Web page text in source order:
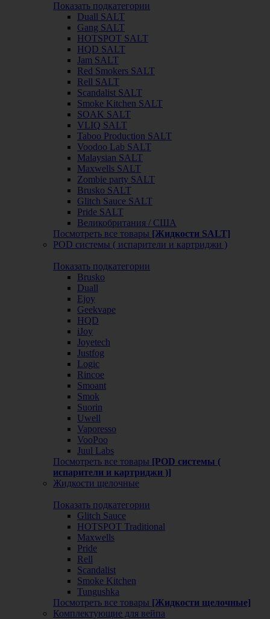
Показать подкатегории
Duall SALT
Gang SALT
HOTSPOT SALT
HQD SALT
Jam SALT
Red Smokers SALT
Rell SALT
Scandalist SALT
Smoke Kitchen SALT
SOAK SALT
VLIQ SALT
Taboo Production SALT
Voodoo Lab SALT
Malaysian SALT
Maxwells SALT
Zombie party SALT
Brusko SALT
Glitch Sauce SALT
Pride SALT
Великобритания / США
Посмотреть все товары [Жидкости SALT]
POD системы ( испарители и картриджи )
Показать подкатегории
Brusko
Duall
Ejoy
Geekvape
HQD
iJoy
Joyetech
Justfog
Logic
Rincoe
Smoant
Smok
Suorin
Uwell
Vaporesso
VooPoo
Juul Labs
Посмотреть все товары [POD системы (
испарители и картриджи )]
Жидкости щелочные
Показать подкатегории
Glitch Sauce
HOTSPOT Traditional
Maxwells
Pride
Rell
Scandalist
Smoke Kitchen
Tungushka
Посмотреть все товары [Жидкости щелочные]
Комплектующие для вейпа